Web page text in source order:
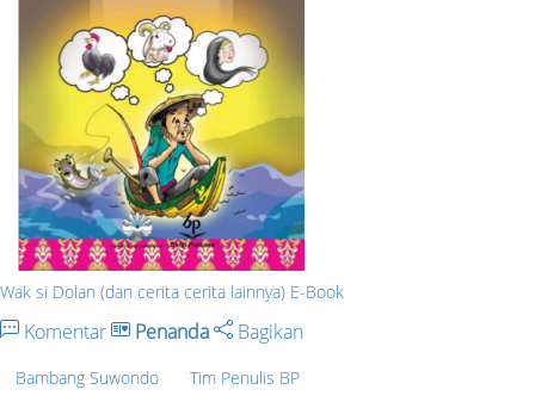
Wak si Dolan (dan cerita cerita lainnya) E-Book
Komentar Penanda Bagikan
Bambang Suwondo Tim Penulis BP